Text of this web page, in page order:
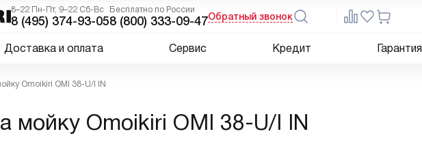
8–22 Пн-Пт, 9–22 Сб-Вс
8 (495) 374-93-05
Бесплатно по России
8 (800) 333-09-47Обратный звонок
Доставка и оплата Сервис Кредит Гарантия
Omoikiri OMI 38-U/I IN
мойку Omoikiri OMI 38-U/I IN